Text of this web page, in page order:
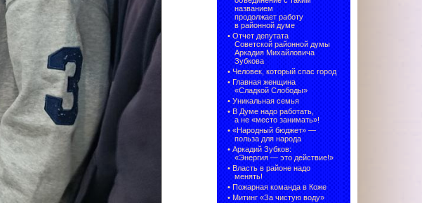
названием
продолжает работу
в районной думе
• Отчет депутата
Советской районной думы
Аркадия Михайловича
Зубкова
• Человек, который спас город
• Главная женщина
«Сладкой Слободы»
• Уникальная семья
• В Думе надо работать,
а не «место занимать»!
• «Народный бюджет» —
польза для народа
• Аркадий Зубков:
«Энергия — это действие!»
• Власть в районе надо
менять!
• Пожарная команда в Коже
• Митинг «За чистую воду»